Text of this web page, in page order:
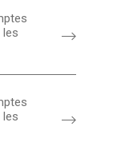
les
les